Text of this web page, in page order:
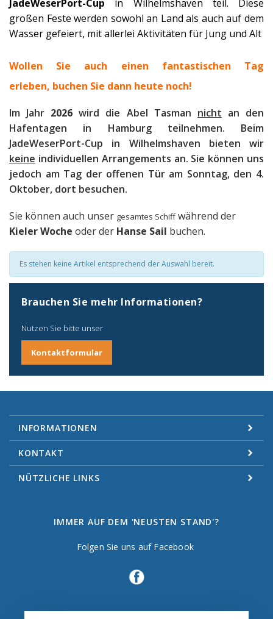
JadeWeserPort-Cup in Wilhelmshaven teil. Diese
großen Feste werden sowohl an Land als auch auf dem
Wasser gefeiert, mit allerlei Aktivitäten für Jung und Alt
Wollen Sie auch einen fantastischen Tag
erleben, buchen Sie dann heute noch!
Im Jahr 2026 wird die Abel Tasman nicht an den
Hafentagen in Hamburg teilnehmen. Beim
JadeWeserPort-Cup in Wilhelmshaven bieten wir
keine individuellen Arrangements an. Sie können uns
jedoch am Tag der offenen Tür am Sonntag, den 4.
Oktober, dort besuchen.
Sie können auch unser gesamtes Schiffwährend der
Kieler Woche oder der Hanse Sail buchen.
Es stehen keine Artikel entsprechend der Auswahl bereit.
Brauchen Sie mehr Informationen?
Nutzen Sie bitte unser
Kontaktformular
INFORMATIONEN
KONTAKT
NÜTZLICHE LINKS
IMMER AUF DEM 'NEUSTEN STAND'?
Folgen Sie uns auf Facebook